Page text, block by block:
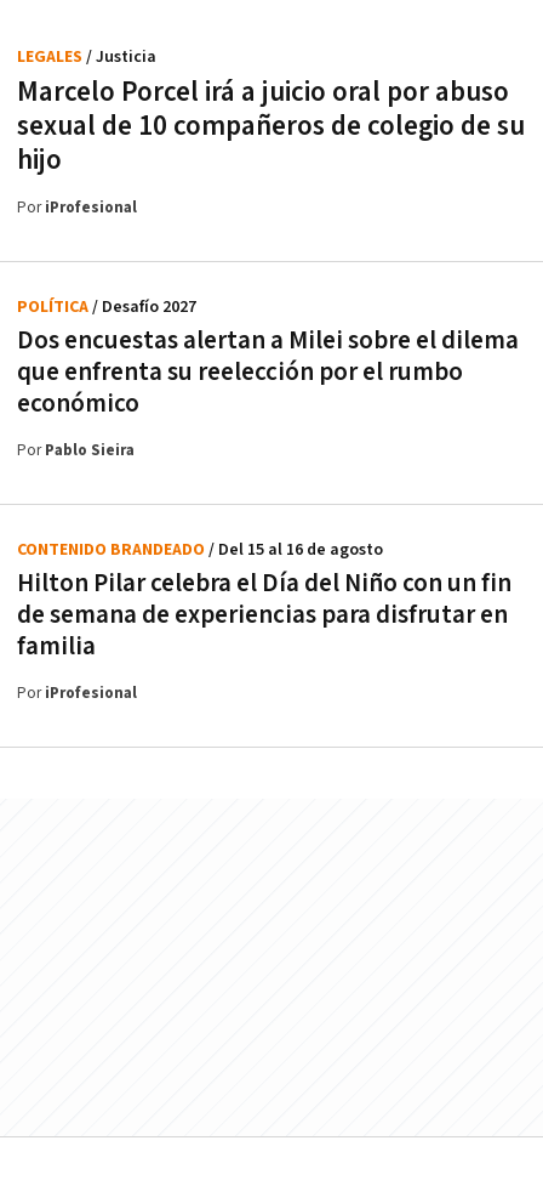
Marcelo Porcel irá a juicio oral por abuso
sexual de 10 compañeros de colegio de su
hijo
LEGALES / Justicia
PoriProfesional
Dos encuestas alertan a Milei sobre el dilema
que enfrenta su reelección por el rumbo
económico
POLÍTICA/ Desafío 2027
PorPablo Sieira
Hilton Pilar celebra el Día del Niño con un fin
de semana de experiencias para disfrutar en
familia
CONTENIDO BRANDEADO / Del 15 al 16 de agosto
PoriProfesional